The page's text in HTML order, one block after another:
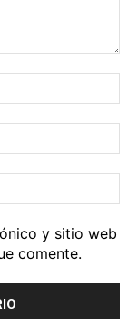
y sitio web
comente.